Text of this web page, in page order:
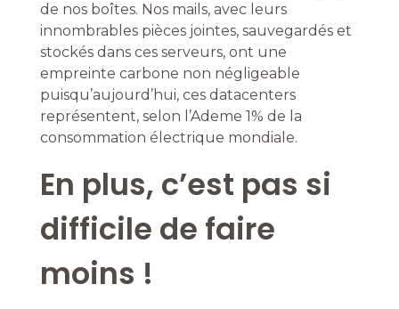
de nos boîtes. Nos mails, avec leurs
innombrables pièces jointes, sauvegardés et
stockés dans ces serveurs, ont une
empreinte carbone non négligeable
puisqu’aujourd’hui, ces datacenters
représentent, selon l’Ademe 1% de la
consommation électrique mondiale.
En plus, c’est pas si
difficile de faire
moins !